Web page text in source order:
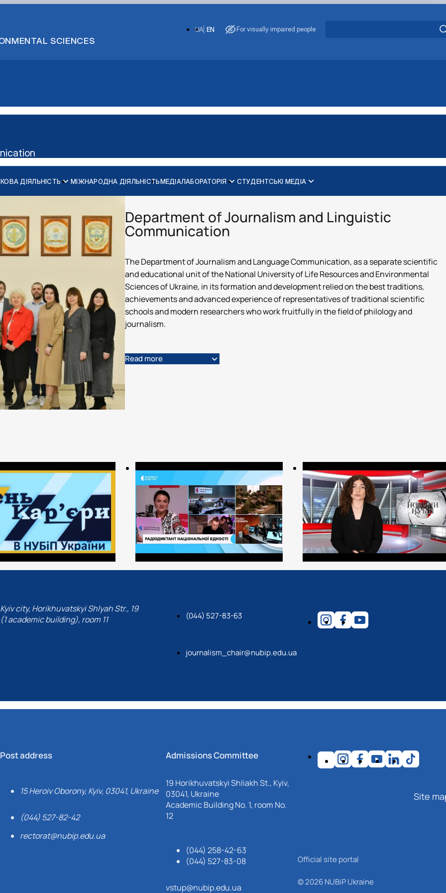
SCIENCES
EN
UA For visually impaired people
спеціальностей
ДІЯЛЬНІСТЬ
майстерності»
МІЖНАРОДНА ДІЯЛЬНІСТЬМЕДІАЛАБОРАТОРІЯ СТУДЕНТСЬКІ МЕДІА
Department of Journalism and Linguistic
Communication
The Department of Journalism and Language Communication, as a separate scientific
and educational unit of the National University of Life Resources and Environmental
Sciences of Ukraine, in its formation and development relied on the best traditions,
achievements and advanced experience of representatives of traditional scientific
schools and modern researchers who work fruitfully in the field of philology and
journalism.
Read more
Kyiv city, Horikhuvatskyi Shlyah Str., 19
(1 academic building), room 11
(044) 527-83-63
journalism_chair@nubip.edu.ua
Post address
15 Heroiv Oborony, Kyiv, 03041, Ukraine
(044) 527-82-42
rectorat@nubip.edu.ua
Admissions Committee
19 Horikhuvatskyi Shliakh St., Kyiv,
03041, Ukraine
Academic Building No. 1, room No.
12
(044) 258-42-63
(044) 527-83-08
vstup@nubip.edu.ua
Site
Official site portal
© 2026 NUBiP Ukraine